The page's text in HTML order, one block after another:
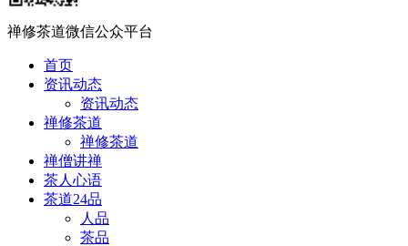
禅修茶道微信公众平台
首页
资讯动态
资讯动态
禅修茶道
禅修茶道
禅僧讲禅
茶人心语
茶道24品
人品
茶品